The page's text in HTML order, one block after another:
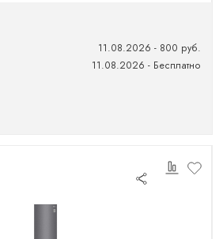
11.08.2026 - 800 руб.
11.08.2026 - Бесплатно